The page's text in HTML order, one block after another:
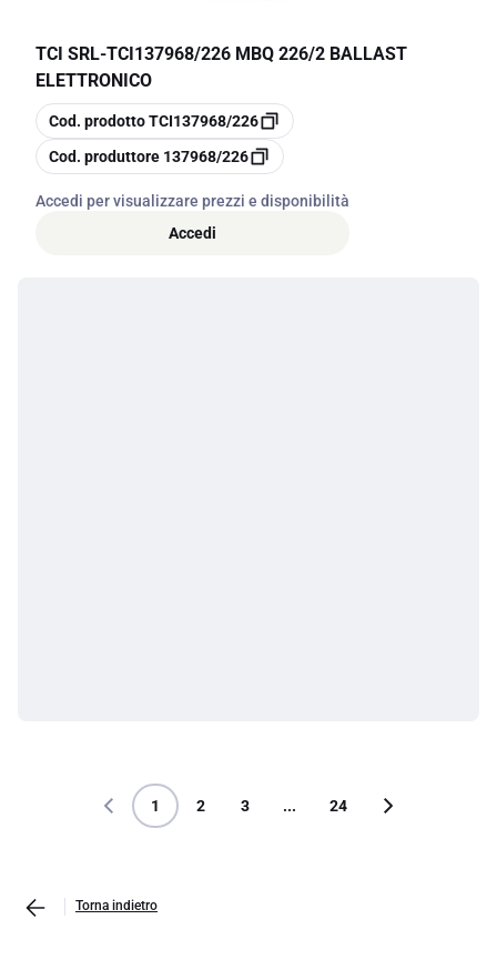
TCI SRL-TCI137968/226 MBQ 226/2 BALLAST
ELETTRONICO
copia
Cod. prodottoTCI137968/226
copia
Cod. produttore 137968/226
Accedi per visualizzare prezzi e disponibilità
Accedi
1 2 3 ... 24
Torna indietro